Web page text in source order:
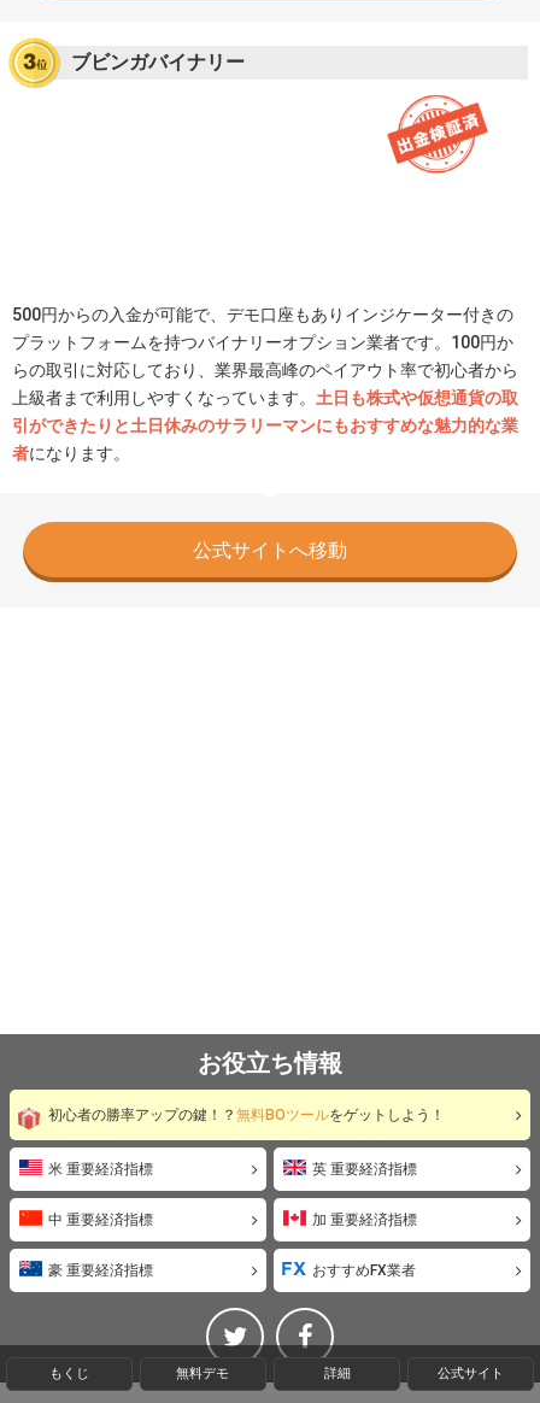
もくじ 無料デモ 詳細 公式サイト
ブビンガバイナリー
500円からの入金が可能で、デモ口座もありインジケーター付きの
プラットフォームを持つバイナリーオプション業者です。100円か
らの取引に対応しており、業界最高峰のペイアウト率で初心者から
上級者まで利用しやすくなっています。 土日も株式や仮想通貨の取
引ができたりと土日休みのサラリーマンにもおすすめな魅力的な業
者になります。
公式サイトへ移動
お役立ち情報
初心者の勝率アップの鍵！？ 無料BOツールをゲットしよう！
米 重要経済指標 英 重要経済指標
中 重要経済指標 加 重要経済指標
豪 重要経済指標 おすすめFX業者
©ビギナーバイナリーオプション